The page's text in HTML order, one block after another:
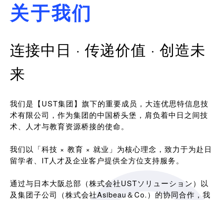
关于我们
连接中日 · 传递价值 · 创造未
来
我们是【UST集团】旗下的重要成员，大连优思特信息技
术有限公司，作为集团的中国桥头堡，肩负着中日之间技
术、人才与教育资源桥接的使命。
我们以「科技 × 教育 × 就业」为核心理念，致力于为赴日
留学者、IT人才及企业客户提供全方位支持服务。
通过与日本大阪总部（株式会社USTソリューション）以
及集团子公司（株式会社Asibeau＆Co.）的协同合作，我